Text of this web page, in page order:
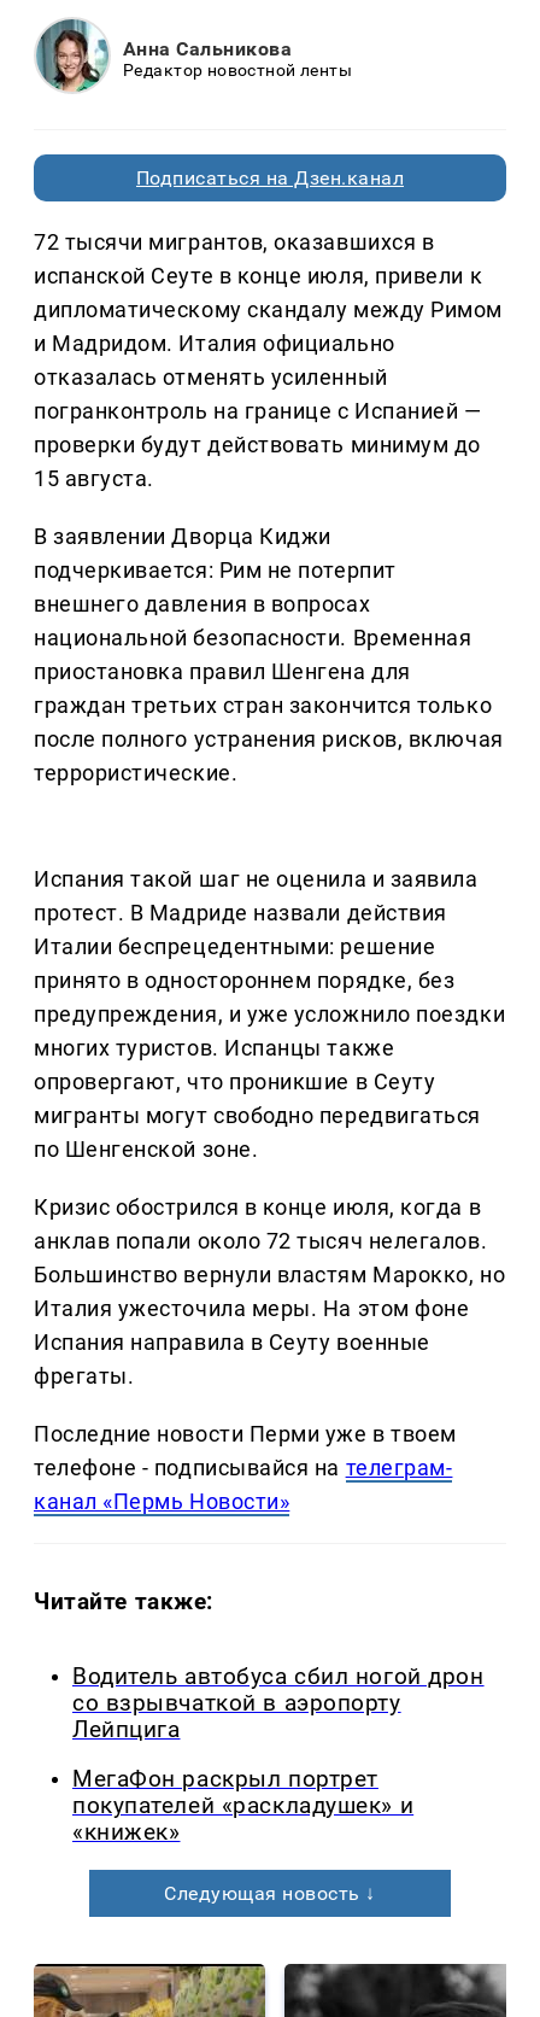
Анна Сальникова
Редактор новостной ленты
Подписаться на Дзен.канал
72 тысячи мигрантов, оказавшихся в
испанской Сеуте в конце июля, привели к
дипломатическому скандалу между Римом
и Мадридом. Италия официально
отказалась отменять усиленный
погранконтроль на границе с Испанией —
проверки будут действовать минимум до
15 августа.
В заявлении Дворца Киджи
подчеркивается: Рим не потерпит
внешнего давления в вопросах
национальной безопасности. Временная
приостановка правил Шенгена для
граждан третьих стран закончится только
после полного устранения рисков, включая
террористические.
Испания такой шаг не оценила и заявила
протест. В Мадриде назвали действия
Италии беспрецедентными: решение
принято в одностороннем порядке, без
предупреждения, и уже усложнило поездки
многих туристов. Испанцы также
опровергают, что проникшие в Сеуту
мигранты могут свободно передвигаться
по Шенгенской зоне.
Кризис обострился в конце июля, когда в
анклав попали около 72 тысяч нелегалов.
Большинство вернули властям Марокко, но
Италия ужесточила меры. На этом фоне
Испания направила в Сеуту военные
фрегаты.
Последние новости Перми уже в твоем
телефоне - подписывайся на телеграм-
канал «Пермь Новости»
Читайте также:
Водитель автобуса сбил ногой дрон
со взрывчаткой в аэропорту
Лейпцига
МегаФон раскрыл портрет
покупателей «раскладушек» и
«книжек»
Следующая новость ↓